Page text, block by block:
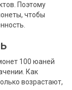
Поэтому
чтобы
100 юаней
Как
возрастают,